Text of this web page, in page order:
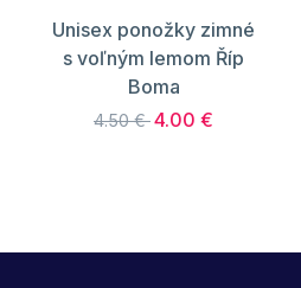
Unisex ponožky zimné
s voľným lemom Říp
Boma
4.50 €4.00 €